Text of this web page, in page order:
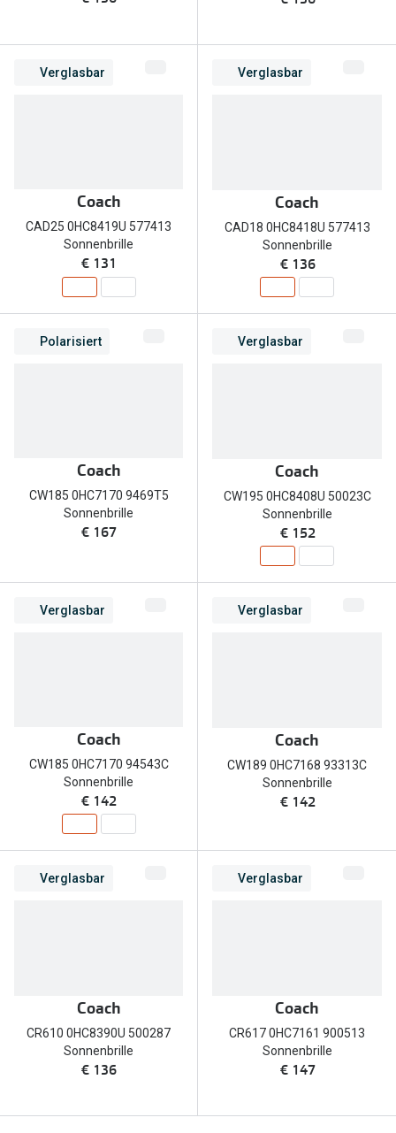
Verglasbar
Coach
CAD25 0HC8419U 577413
Sonnenbrille
€ 131
Verglasbar
Coach
CAD18 0HC8418U 577413
Sonnenbrille
€ 136
Polarisiert
Coach
CW185 0HC7170 9469T5
Sonnenbrille
€ 167
Verglasbar
Coach
CW195 0HC8408U 50023C
Sonnenbrille
€ 152
Verglasbar
Coach
CW185 0HC7170 94543C
Sonnenbrille
€ 142
Verglasbar
Coach
CW189 0HC7168 93313C
Sonnenbrille
€ 142
Verglasbar
Coach
CR610 0HC8390U 500287
Sonnenbrille
€ 136
Verglasbar
Coach
CR617 0HC7161 900513
Sonnenbrille
€ 147